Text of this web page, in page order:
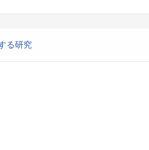
る研究